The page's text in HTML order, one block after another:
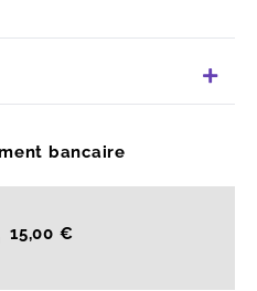
bancaire
15,00 €